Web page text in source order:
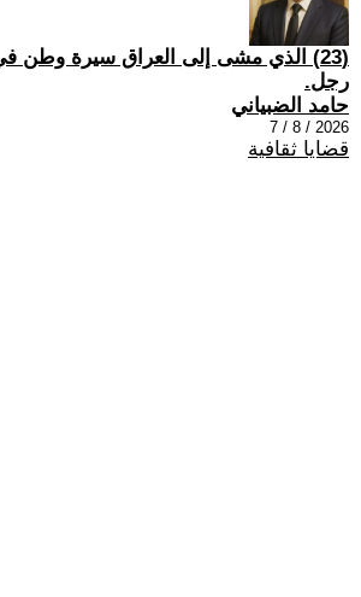
(23) الذي مشى إلى العراق سيرة وطن
رجل.
حامد الضبياني
2026 / 8 / 7
قضايا ثقافية